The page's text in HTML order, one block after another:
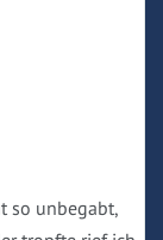
so unbegabt,